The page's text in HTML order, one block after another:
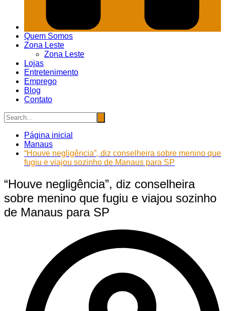
Quem Somos
Zona Leste
Zona Leste
Lojas
Entretenimento
Emprego
Blog
Contato
Página inicial
Manaus
“Houve negligência”, diz conselheira sobre menino que
fugiu e viajou sozinho de Manaus para SP
“Houve negligência”, diz conselheira
sobre menino que fugiu e viajou sozinho
de Manaus para SP